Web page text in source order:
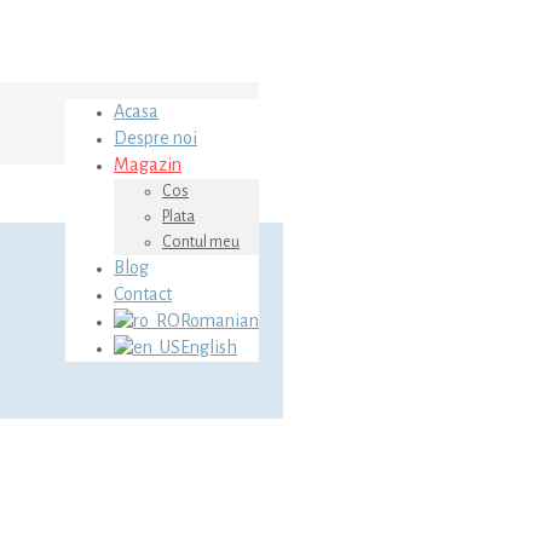
Acasa
Despre noi
Magazin
Cos
Plata
Contul meu
Blog
Contact
Romanian
English